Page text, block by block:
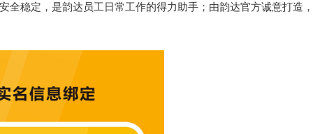
全稳定，是韵达员工日常工作的得力助手；由韵达官方诚意打造